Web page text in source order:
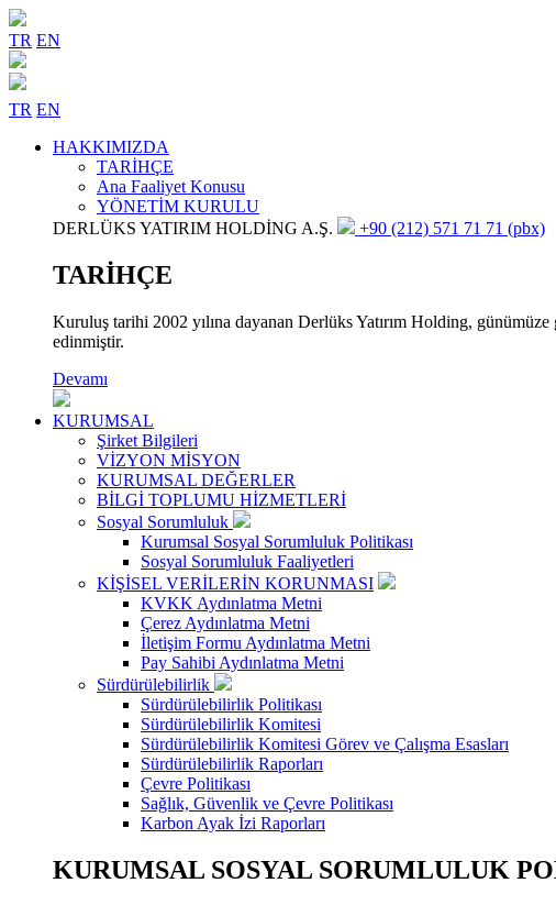
TR EN
TR EN
HAKKIMIZDA
TARİHÇE
Ana Faaliyet Konusu
YÖNETİM KURULU
DERLÜKS YATIRIM HOLDİNG A.Ş.
+90 (212) 571 71 71 (pbx)
TARİHÇE
Kuruluş tarihi 2002 yılına dayanan Derlüks Yatırım Holding,
edinmiştir.
Devamı
KURUMSAL
Şirket Bilgileri
VİZYON MİSYON
KURUMSAL DEĞERLER
BİLGİ TOPLUMU HİZMETLERİ
Sosyal Sorumluluk
Kurumsal Sosyal Sorumluluk Politikası
Sosyal Sorumluluk Faaliyetleri
KİŞİSEL VERİLERİN KORUNMASI
KVKK Aydınlatma Metni
Çerez Aydınlatma Metni
İletişim Formu Aydınlatma Metni
Pay Sahibi Aydınlatma Metni
Sürdürülebilirlik
Sürdürülebilirlik Politikası
Sürdürülebilirlik Komitesi
Sürdürülebilirlik Komitesi Görev ve Çalışma Esasları
Sürdürülebilirlik Raporları
Çevre Politikası
Sağlık, Güvenlik ve Çevre Politikası
Karbon Ayak İzi Raporları
KURUMSAL SOSYAL SORUMLULUK